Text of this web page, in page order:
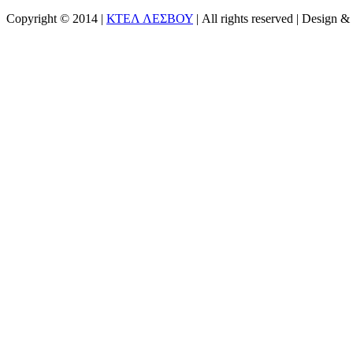
Copyright © 2014 | ΚΤΕΛ ΛΕΣΒΟΥ | All rights reserved | Design &